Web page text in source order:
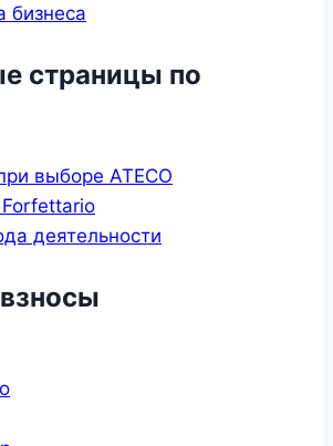
бизнеса
страницы по
выборе ATECO
Forfettario
деятельности